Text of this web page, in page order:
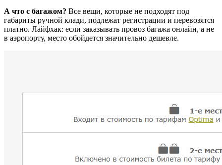
А что с багажом? Все вещи, которые не подходят под
габариты ручной клади, подлежат регистрации и перевозятся
платно. Лайфхак: если заказывать провоз багажа онлайн, а не
в аэропорту, место обойдется значительно дешевле.